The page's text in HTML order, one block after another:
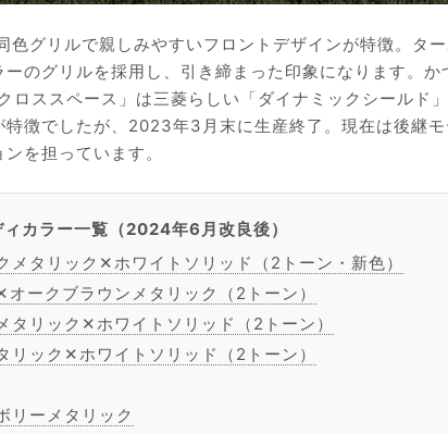
色グリルで親しみやすいフロントデザインが特徴。タ
のグリルを採用し、引き締まった印象になります。か
ロススペース」は三菱らしい「ダイナミックシールド
特徴でしたが、2023年3月末に生産終了。現在は後継モ
を担っています。
カラー一覧（2024年6月改良後）
メタリック✕ホワイトソリッド（2トーン・新色）
ークブラウンメタリック（2トーン）
タリック✕ホワイトソリッド（2トーン）
リック✕ホワイトソリッド（2トーン）
リーメタリック